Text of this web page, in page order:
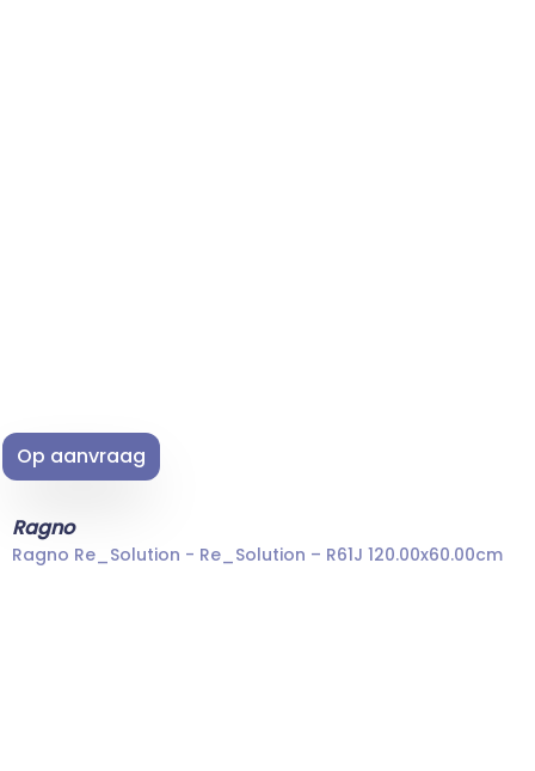
Op aanvraag
Ragno
Ragno Re_Solution - Re_Solution – R61J 120.00x60.00cm